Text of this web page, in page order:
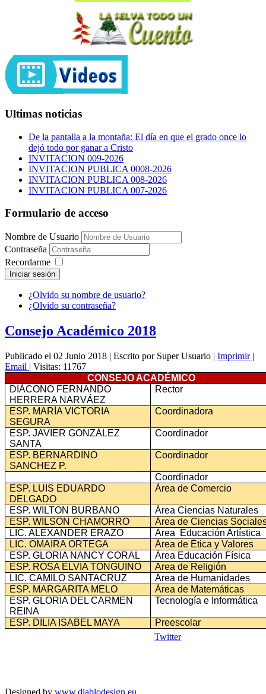
Ultimas noticias
De la pantalla a la montaña: El día en que el grado once lo
dejó todo por ganar a Cristo
INVITACION 009-2026
INVITACION PUBLICA 0008-2026
INVITACION PUBLICA 008-2026
INVITACION PUBLICA 007-2026
Formulario de acceso
Nombre de Usuario
Contraseña
Recordarme
Iniciar sesión
¿Olvido su nombre de usuario?
¿Olvido su contraseña?
Consejo Académico 2018
Publicado el 02 Junio 2018 | Escrito por Super Usuario | Imprimir |
Email | Visitas: 11767
CONSEJO ACADÉMICO
DIÁCONO FERNANDO
HERRERA NARVÁEZ
Rector
ESP. MARÍA VICTORIA
SEGURA
Coordinadora
ESP. JAVIER GONZÁLEZ
SANTA
Coordinador
ESP. BERNARDINO
SANCHEZ P.
Coordinador
Coordinador
ESP. LUIS EDUARDO
DELGADO
Área de Comercio
ESP. WILTON BURBANO
Área Ciencias Naturales
ESP. WILSON CHAMORRO
Área de Ciencias
LIC. ALEXANDER ERAZO
Área Educación Artística
LIC. OMAIRA ORTEGA
Área de Ética y Valores
ESP. GLORIA NANCY CORAL
Área Educación Física
ESP. ROSA ELVIA TONGUINO
Área de Religión
LIC. CAMILO SANTACRUZ
Área de Humanidades
ESP. MARGARITA MELO
Área de Matemáticas
ESP. GLORIA DEL CARMEN
REINA
Tecnología e Informática
ESP. DILIA ISABEL MAYA
Preescolar
Twitter
Designed by www.diablodesign.eu